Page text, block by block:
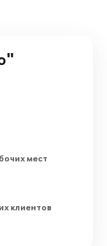
мест
клиентов